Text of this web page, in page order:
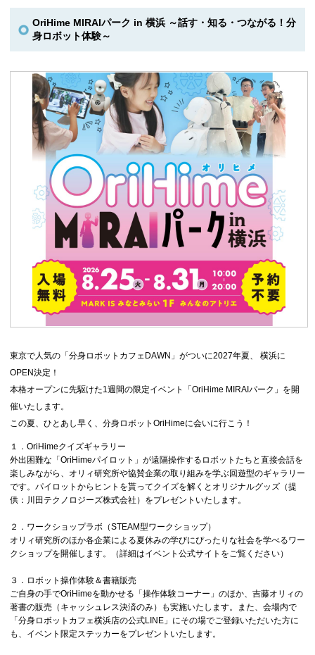
OriHime MIRAIパーク in 横浜 ～話す・知る・つながる！分
身ロボット体験～
東京で人気の「分身ロボットカフェDAWN」がついに2027年夏、 横浜に
OPEN決定！
本格オープンに先駆けた1週間の限定イベント「OriHime MIRAIパーク」を開
催いたします。
この夏、ひとあし早く、分身ロボットOriHimeに会いに行こう！
１．OriHimeクイズギャラリー
外出困難な「OriHimeパイロット」が遠隔操作するロボットたちと直接会話を
楽しみながら、オリィ研究所や協賛企業の取り組みを学ぶ回遊型のギャラリー
です。パイロットからヒントを貰ってクイズを解くとオリジナルグッズ（提
供：川田テクノロジーズ株式会社）をプレゼントいたします。
２．ワークショップラボ（STEAM型ワークショップ）
オリィ研究所のほか各企業による夏休みの学びにぴったりな社会を学べるワー
クショップを開催します。（詳細はイベント公式サイトをご覧ください）
３．ロボット操作体験＆書籍販売
ご自身の手でOriHimeを動かせる「操作体験コーナー」のほか、吉藤オリィの
著書の販売（キャッシュレス決済のみ）も実施いたします。また、会場内で
「分身ロボットカフェ横浜店の公式LINE」にその場でご登録いただいた方に
も、イベント限定ステッカーをプレゼントいたします。